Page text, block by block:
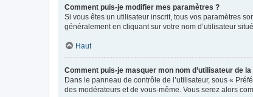
Comment puis-je modifier mes paramètres ?
Si vous êtes un utilisateur inscrit, tous vos paramètres
généralement en cliquant sur votre nom d’utilisateur
Haut
Comment puis-je masquer mon nom d’utilisateur de
Dans le panneau de contrôle de l’utilisateur, sous «
des modérateurs et de vous-même. Vous serez alors